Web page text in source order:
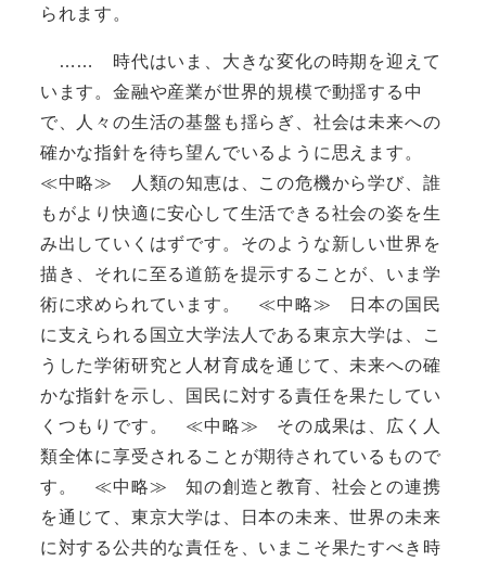
られます。
…… 時代はいま、大きな変化の時期を迎えて
います。金融や産業が世界的規模で動揺する中
で、人々の生活の基盤も揺らぎ、社会は未来への
確かな指針を待ち望んでいるように思えます。
≪中略≫ 人類の知恵は、この危機から学び、誰
もがより快適に安心して生活できる社会の姿を生
み出していくはずです。そのような新しい世界を
描き、それに至る道筋を提示することが、いま学
術に求められています。 ≪中略≫ 日本の国民
に支えられる国立大学法人である東京大学は、こ
うした学術研究と人材育成を通じて、未来への確
かな指針を示し、国民に対する責任を果たしてい
くつもりです。 ≪中略≫ その成果は、広く人
類全体に享受されることが期待されているもので
す。 ≪中略≫ 知の創造と教育、社会との連携
を通じて、東京大学は、日本の未来、世界の未来
に対する公共的な責任を、いまこそ果たすべき時